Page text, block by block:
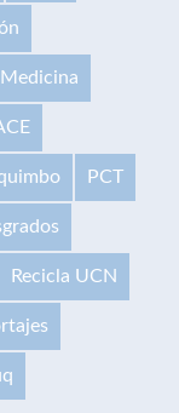
Medicina
PCT
Recicla UCN